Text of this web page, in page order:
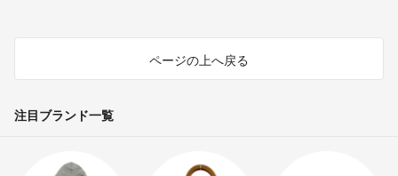
ページの上へ戻る
注目ブランド一覧